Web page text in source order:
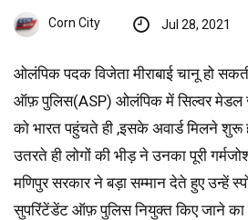
Corn City Jul 28, 2021
ओलंपिक पदक विजेता मीराबाई चानू हो
ऑफ़ पुलिस(ASP) ओलंपिक में सिल्वर मेडल
को भारत पहुंचते ही ,इसके अवार्ड मिलने शुरू
उतरते ही लोगों की भीड़ ने उनका पूरी
मणिपुर सरकार ने बड़ा सम्मान देते हुए उन्हें
सुपरिंटेंडेंट ऑफ़ पुलिस नियुक्त किए जाने का